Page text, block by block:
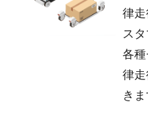
律
ス
各
律
きま